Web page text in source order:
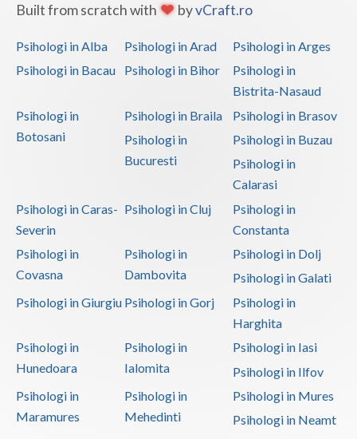
Psihoterapie - Interventie psihoterapeutica in ... (2)
Psihoterapie - Interventie psihoterapeutica in ... (2)
Psihoterapie - Interventie psihoterapeutica in ... (2)
Psihoterapie - Interventie psihoterapeutica in ... (2)
Psihoterapie - Interventie psihoterapeutica in ... (2)
Psihoterapie - Interventie psihoterapeutica in ... (2)
Psihoterapie - Interventie psihoterapeutica in ... (2)
Psihoterapie - Interventie psihoterapeutica in ... (3)
Psihoterapie - Interventie psihoterapeutica in ... (1)
Psihoterapie - Interventie psihoterapeutica in ... (2)
Psihoterapie - Interventie psihoterapeutica in ... (2)
Psihoterapie - Interventie psihoterapeutica in ... (2)
Psihoterapie - Interventie psihoterapeutica in ... (3)
Psihoterapie - Interventie psihoterapeutica in ... (2)
Built from scratch with byvCraft.ro
Psihologi in Alba Psihologi in Arad
Psihologi in Arges
Psihologi in Bacau
Psihologi in Bihor
Psihologi in
Bistrita-Nasaud
Psihologi in
Botosani
Psihologi in Braila
Psihologi in Brasov
Psihologi in
Bucuresti
Psihologi in Buzau
Psihologi in
Calarasi
Psihologi in Caras-
Severin
Psihologi in Cluj
Psihologi in
Constanta
Psihologi in
Covasna
Psihologi in
Dambovita
Psihologi in Dolj
Psihologi in Galati
Psihologi in Giurgiu Psihologi in Gorj
Psihologi in
Harghita
Psihologi in
Hunedoara
Psihologi in
Ialomita
Psihologi in Iasi
Psihologi in Ilfov
Psihologi in
Maramures
Psihologi in
Mehedinti
Psihologi in Mures
Psihologi in Neamt